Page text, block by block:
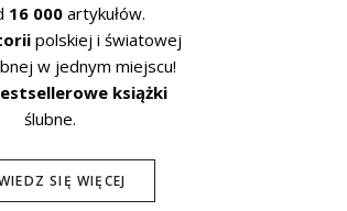
16 000artykułów.
polskiej i światowej
w jednym miejscu!
książki
ślubne.
SIĘ WIĘCEJ